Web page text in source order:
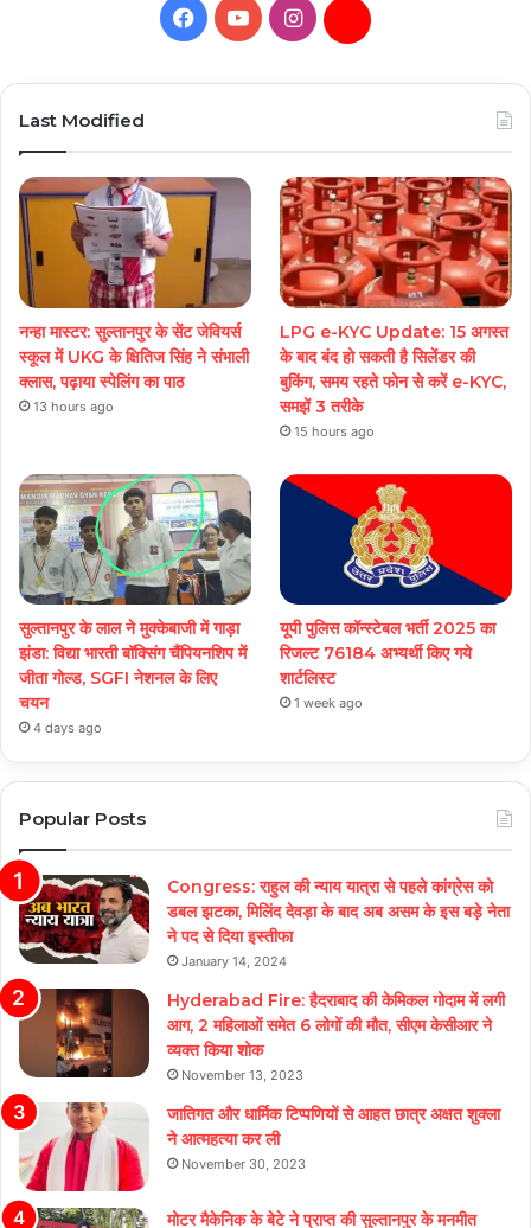
Facebook
YouTubeInstagramDaily
Last Modified
नन्हा मास्टर: सुल्तानपुर के सेंट जेवियर्स
स्कूल में UKG के क्षितिज सिंह ने संभाली
क्लास, पढ़ाया स्पेलिंग का पाठ
13 hours ago
LPG e-KYC Update: 15 अगस्त
के बाद बंद हो सकती है सिलेंडर की
बुकिंग, समय रहते फोन से करें e-KYC,
समझें 3 तरीके
15 hours ago
सुल्तानपुर के लाल ने मुक्केबाजी में गाड़ा
झंडा: विद्या भारती बॉक्सिंग चैंपियनशिप में
जीता गोल्ड, SGFI नेशनल के लिए
चयन
4 days ago
यूपी पुलिस कॉन्स्टेबल भर्ती 2025 का
रिजल्ट 76184 अभ्यर्थी किए गये
शार्टलिस्ट
1 week ago
Popular Posts
Congress: राहुल की न्याय यात्रा से पहले कांग्रेस को
डबल झटका, मिलिंद देवड़ा के बाद अब असम के इस बड़े नेता
ने पद से दिया इस्तीफा
January 14, 2024
Hyderabad Fire: हैदराबाद की केमिकल गोदाम में लगी
आग, 2 महिलाओं समेत 6 लोगों की मौत, सीएम केसीआर ने
व्यक्त किया शोक
November 13, 2023
जातिगत और धार्मिक टिप्पणियों से आहत छात्र अक्षत शुक्ला
ने आत्महत्या कर ली
November 30, 2023
मोटर मैकेनिक के बेटे ने प्राप्त की सुल्तानपुर के मनमीत